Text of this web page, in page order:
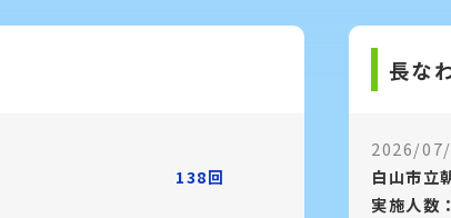
138回
長な
2026/
白山市立
実施人数